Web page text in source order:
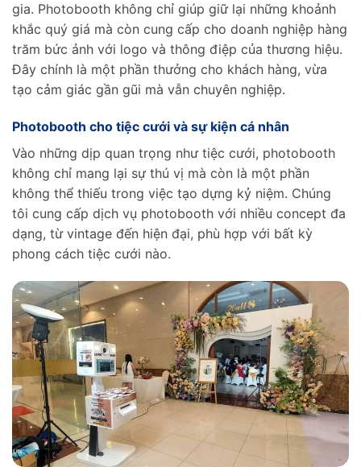
gia. Photobooth không chỉ giúp giữ lại những khoảnh
khắc quý giá mà còn cung cấp cho doanh nghiệp hàng
trăm bức ảnh với logo và thông điệp của thương hiệu.
Đây chính là một phần thưởng cho khách hàng, vừa
tạo cảm giác gần gũi mà vẫn chuyên nghiệp.
Photobooth cho tiệc cưới và sự kiện cá nhân
Vào những dịp quan trọng như tiệc cưới, photobooth
không chỉ mang lại sự thú vị mà còn là một phần
không thể thiếu trong việc tạo dựng kỷ niệm. Chúng
tôi cung cấp dịch vụ photobooth với nhiều concept đa
dạng, từ vintage đến hiện đại, phù hợp với bất kỳ
phong cách tiệc cưới nào.